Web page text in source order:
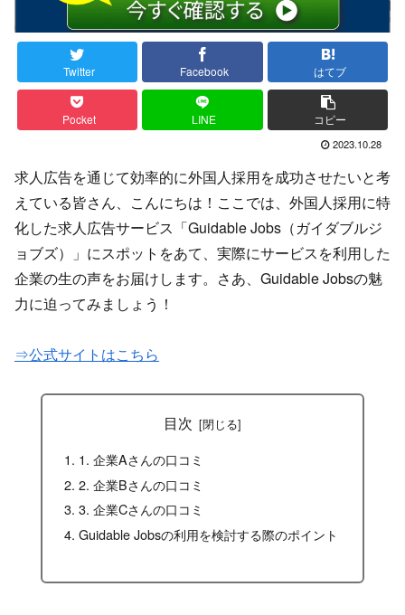
Twitter Facebook はてブ
Pocket LINE コピー
2023.10.28
求人広告を通じて効率的に外国人採用を成功させたいと考
えている皆さん、こんにちは！ここでは、外国人採用に特
化した求人広告サービス「Guidable Jobs（ガイダブルジ
ョブズ）」にスポットをあて、実際にサービスを利用した
企業の生の声をお届けします。さあ、Guidable Jobsの魅
力に迫ってみましょう！
⇒公式サイトはこちら
目次
1. 企業Aさんの口コミ
2. 企業Bさんの口コミ
3. 企業Cさんの口コミ
Guidable Jobsの利用を検討する際のポイント